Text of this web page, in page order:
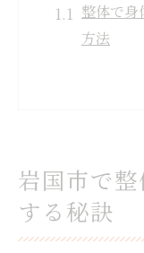
整体で身
方法
人気の整
ポイント
整体と生
岩国市で
する秘訣